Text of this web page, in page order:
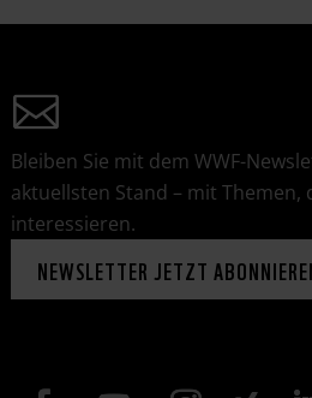
Bleiben Sie mit dem WWF-
aktuellsten Stand – mit Themen,
interessieren.
NEWSLETTER JETZT